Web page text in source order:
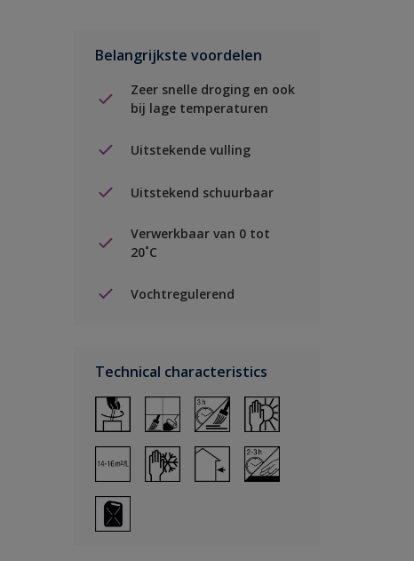
Belangrijkste voordelen
Zeer snelle droging en ook
bij lage temperaturen
Uitstekende vulling
Uitstekend schuurbaar
Verwerkbaar van 0 tot
20˚C
Vochtregulerend
Technical characteristics